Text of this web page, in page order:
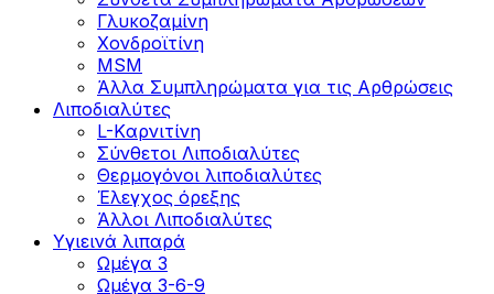
Γλυκοζαμίνη
Χονδροϊτίνη
MSM
Άλλα Συμπληρώματα για τις Αρθρώσεις
Λιποδιαλύτες
L-Kαρνιτίνη
Σύνθετοι Λιποδιαλύτες
Θερμογόνοι λιποδιαλύτες
Έλεγχος όρεξης
Άλλοι Λιποδιαλύτες
Υγιεινά λιπαρά
Ωμέγα 3
Ωμέγα 3-6-9